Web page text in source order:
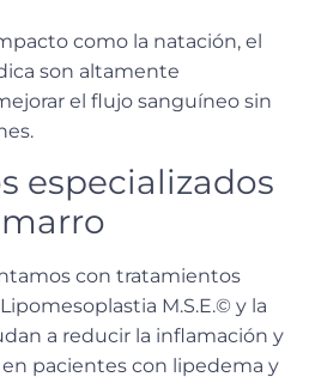
como la natación, el
son altamente
el flujo sanguíneo sin
especializados
con tratamientos
Lipomesoplastia M.S.E.© y la
a reducir la inflamación y
pacientes con lipedema y